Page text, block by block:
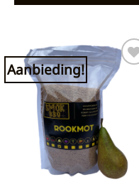
Aanbieding!
Toevoegen
verlanglijst